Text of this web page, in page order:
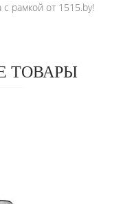
рамкой от 1515.by!
ТОВАРЫ